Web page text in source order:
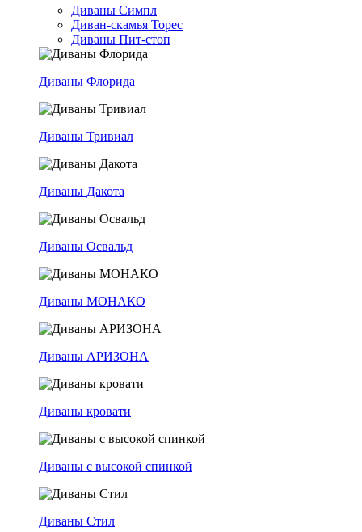
Диваны Симпл
Диван-скамья Торес
Диваны Пит-стоп
Диваны Флорида
Диваны Тривиал
Диваны Дакота
Диваны Освальд
Диваны МОНАКО
Диваны АРИЗОНА
Диваны кровати
Диваны с высокой спинкой
Диваны Стил